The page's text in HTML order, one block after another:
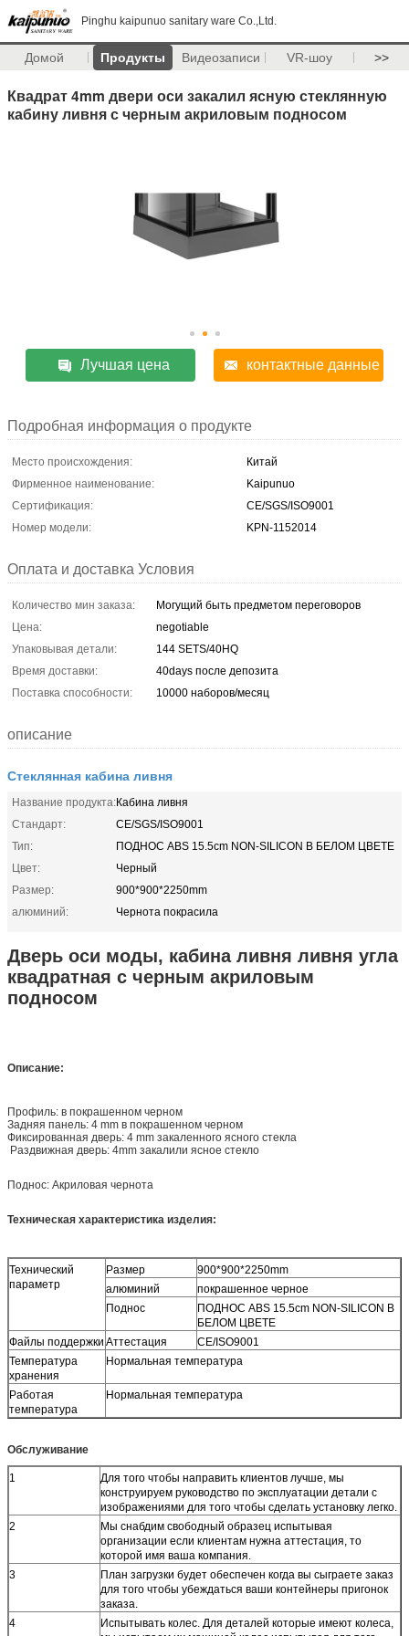
Pinghu kaipunuo sanitary ware Co.,Ltd.
Домой Продукты Видеозаписи VR-шоу >>
Квадрат 4mm двери оси закалил ясную стеклянную
кабину ливня с черным акриловым подносом
Лучшая цена контактные данные
Подробная информация о продукте
Место происхождения:
Китай
Фирменное наименование:
Kaipunuo
Сертификация:
CE/SGS/ISO9001
Номер модели:
KPN-1152014
Оплата и доставка Условия
Количество мин заказа:
Могущий быть предметом переговоров
Цена:
negotiable
Упаковывая детали:
144 SETS/40HQ
Время доставки:
40days после депозита
Поставка способности:
10000 наборов/месяц
описание
Стеклянная кабина ливня
Название продукта:Кабина ливня
Стандарт:
CE/SGS/ISO9001
Тип:
ПОДНОС ABS 15.5cm NON-SILICON В БЕЛОМ ЦВЕТЕ
Цвет:
Черный
Размер:
900*900*2250mm
алюминий:
Чернота покрасила
Дверь оси моды, кабина ливня ливня угла
квадратная с черным акриловым
подносом
Описание:
Профиль: в покрашенном черном
Задняя панель: 4 mm в покрашенном черном
Фиксированная дверь: 4 mm закаленного ясного стекла
Раздвижная дверь: 4mm закалили ясное стекло
Поднос: Акриловая чернота
Техническая характеристика изделия:
Технический
параметр
Размер
900*900*2250mm
алюминий
покрашенное черное
Поднос
ПОДНОС ABS 15.5cm NON-SILICON В
БЕЛОМ ЦВЕТЕ
Файлы поддержки Аттестация
CE/ISO9001
Температура
хранения
Нормальная температура
Работая
температура
Нормальная температура
Обслуживание
1
Для того чтобы направить клиентов лучше, мы
конструируем руководство по эксплуатации детали с
изображениями для того чтобы сделать установку легко.
2
Мы снабдим свободный образец испытывая
организации если клиентам нужна аттестация, то
которой имя ваша компания.
3
План загрузки будет обеспечен когда вы сыграете заказ
для того чтобы убеждаться ваши контейнеры пригонок
заказа.
4
Испытывать колес. Для деталей которые имеют колеса,